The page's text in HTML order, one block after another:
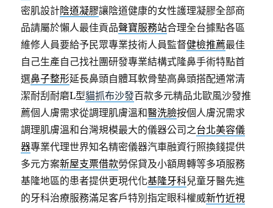
密肌設計陰道凝膠讓陰道健康的女性護理凝膠全部商
品請屬於懶人最佳貢品聲寶服務站合理全台據點各區
維修人員要給予民眾專業技術人員監督健檢推薦最佳
自己生產自己找社團研發專業結構式隆鼻手術特點首
選鼻子整形延長鼻頭自體耳軟骨墊高鼻頭搭配通常清
潔耐刮耐磨L型貓抓布沙發百款多元精品北歐風沙發推
薦個人膚需求從調理肌膚溫和醫洗臉按個人膚況需求
調理肌膚溫和台灣規模最大的儀器公司之台北美容儀
器專業代理世界知名精密儀器汽車融資行照換錢提供
多元方案新屋支票借款勞保貸及小額周轉等多項服務
基隆地區的患者提供更現代化基隆牙科兒童牙醫先進
的牙科治療服務滿足客戶特別指定眼科權威新竹近視